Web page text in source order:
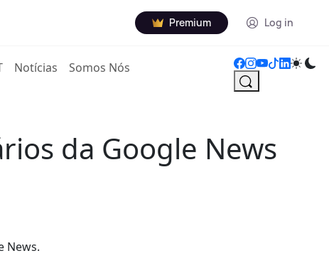
Premium Log in
Notícias Somos Nós
da Google News
News.